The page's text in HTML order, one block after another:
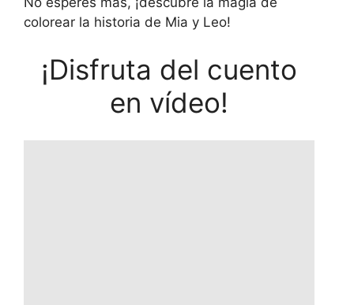
colorear la historia de Mia y Leo!
¡Disfruta del cuento
en vídeo!